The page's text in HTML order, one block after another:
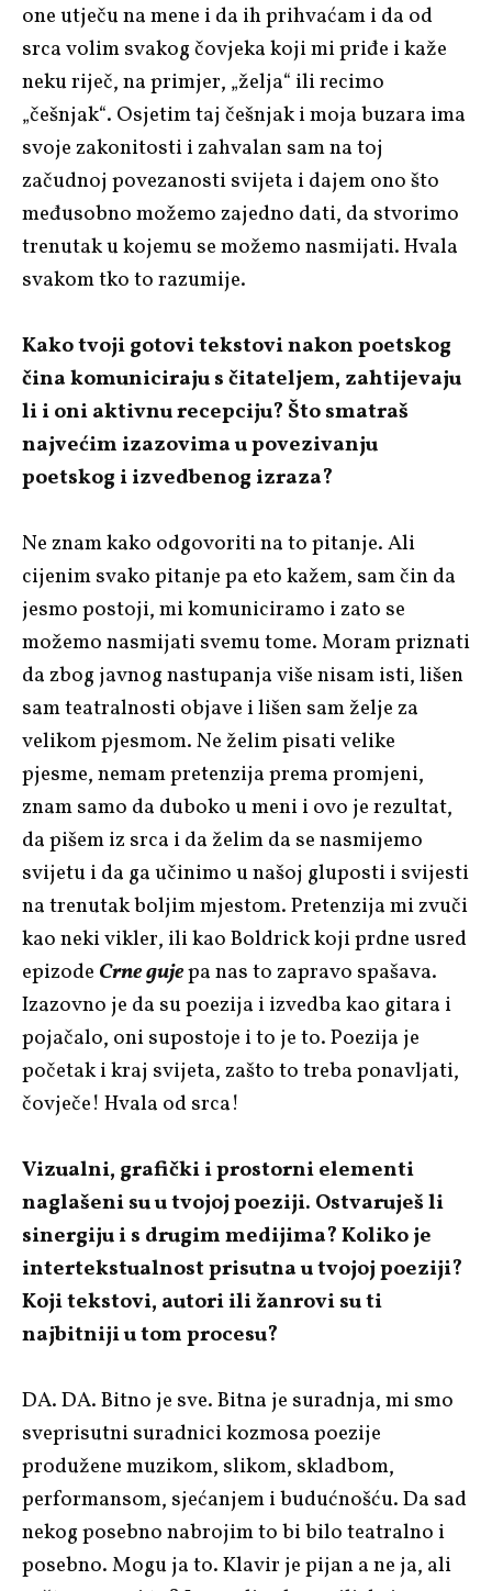
one utječu na mene i da ih prihvaćam i da od
srca volim svakog čovjeka koji mi priđe i kaže
neku riječ, na primjer, „želja“ ili recimo
„češnjak“. Osjetim taj češnjak i moja buzara ima
svoje zakonitosti i zahvalan sam na toj
začudnoj povezanosti svijeta i dajem ono što
međusobno možemo zajedno dati, da stvorimo
trenutak u kojemu se možemo nasmijati. Hvala
svakom tko to razumije.
Kako tvoji gotovi tekstovi nakon poetskog
čina komuniciraju s čitateljem, zahtijevaju
li i oni aktivnu recepciju? Što smatraš
najvećim izazovima u povezivanju
poetskog i izvedbenog izraza?
Ne znam kako odgovoriti na to pitanje. Ali
cijenim svako pitanje pa eto kažem, sam čin da
jesmo postoji, mi komuniciramo i zato se
možemo nasmijati svemu tome. Moram priznati
da zbog javnog nastupanja više nisam isti, lišen
sam teatralnosti objave i lišen sam želje za
velikom pjesmom. Ne želim pisati velike
pjesme, nemam pretenzija prema promjeni,
znam samo da duboko u meni i ovo je rezultat,
da pišem iz srca i da želim da se nasmijemo
svijetu i da ga učinimo u našoj gluposti i svijesti
na trenutak boljim mjestom. Pretenzija mi zvuči
kao neki vikler, ili kao Boldrick koji prdne usred
epizode Crne gujepa nas to zapravo spašava.
Izazovno je da su poezija i izvedba kao gitara i
pojačalo, oni supostoje i to je to. Poezija je
početak i kraj svijeta, zašto to treba ponavljati,
čovječe! Hvala od srca!
Vizualni, grafički i prostorni elementi
naglašeni su u tvojoj poeziji. Ostvaruješ li
sinergiju i s drugim medijima? Koliko je
intertekstualnost prisutna u tvojoj poeziji?
Koji tekstovi, autori ili žanrovi su ti
najbitniji u tom procesu?
DA. DA. Bitno je sve. Bitna je suradnja, mi smo
sveprisutni suradnici kozmosa poezije
produžene muzikom, slikom, skladbom,
performansom, sjećanjem i budućnošću. Da sad
nekog posebno nabrojim to bi bilo teatralno i
posebno. Mogu ja to. Klavir je pijan a ne ja, ali